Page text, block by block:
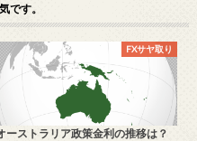
です。
FXサヤ取り
ーストラリア政策金利の推移は？